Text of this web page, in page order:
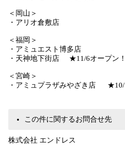
＜岡山＞
・アリオ倉敷店
＜福岡＞
・アミュエスト博多店
・天神地下街店 ★11/6オープン！
＜宮崎＞
・アミュプラザみやざき店 ★10/
この件に関するお問合せ先
株式会社 エンドレス